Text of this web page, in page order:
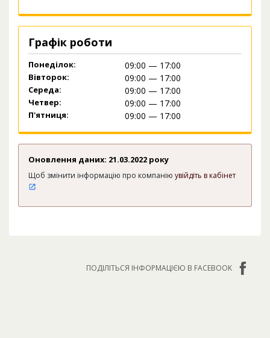
Графік роботи
Понеділок: 09:00 — 17:00
Вівторок: 09:00 — 17:00
Середа: 09:00 — 17:00
Четвер: 09:00 — 17:00
П'ятниця: 09:00 — 17:00
Оновлення даних: 21.03.2022 року
Щоб змінити інформацію про компанію увійдіть в кабінет
ПОДІЛІТЬСЯ ІНФОРМАЦІЄЮ В FACEBOOK